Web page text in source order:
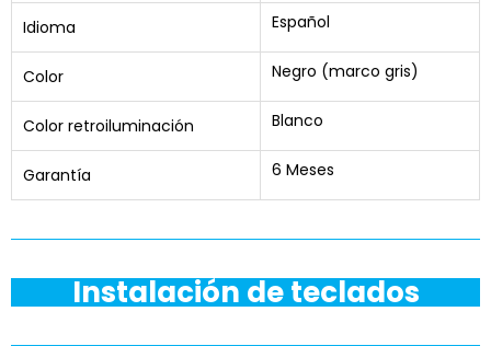
Idioma Español
Color Negro (marco gris)
Color retroiluminación Blanco
Garantía 6 Meses
Instalación de teclados